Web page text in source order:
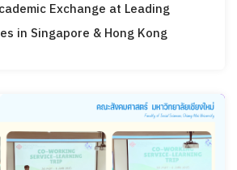
Exchange at Leading
in Singapore & Hong Kong